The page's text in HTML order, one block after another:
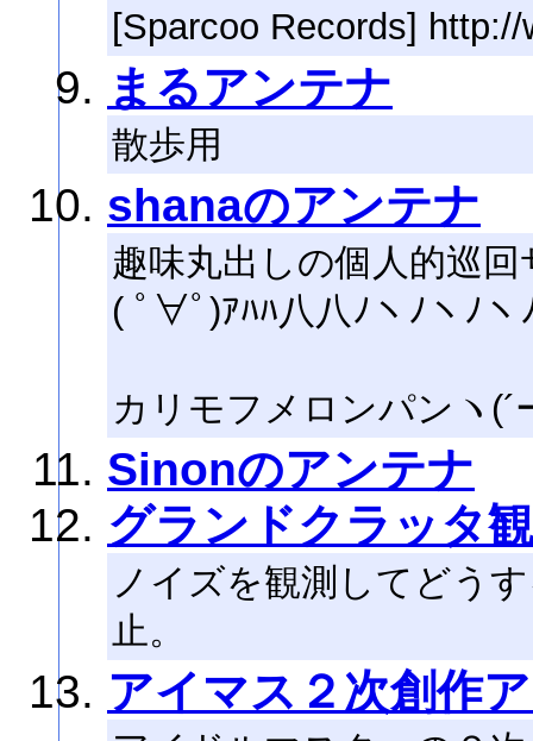
[Sparcoo Records]
まるアンテナ
散歩用
shanaのアンテナ
趣味丸出しの個人的巡
( ﾟ∀ﾟ)ｱﾊﾊ八八ﾉヽﾉヽﾉヽ
カリモフメロンパンヽ(´
Sinonのアンテナ
グランドクラッタ
ノイズを観測してどう
止。
アイマス２次創作